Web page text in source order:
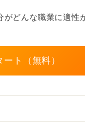
頭に置き、結果連
ど）が判断に有用
どんな職業に適性
ト（無料）